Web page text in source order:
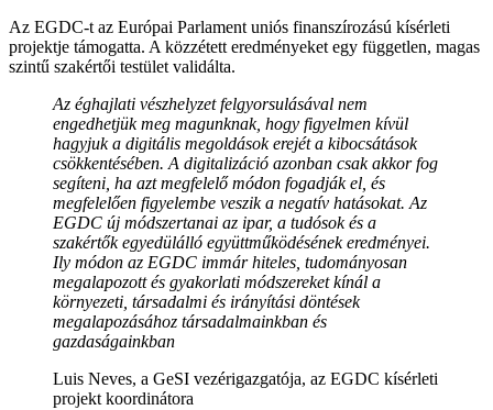
Az EGDC-t az Európai Parlament uniós finanszírozású kísérleti
projektje támogatta. A közzétett eredményeket egy független, magas
szintű szakértői testület validálta.
Az éghajlati vészhelyzet felgyorsulásával nem
engedhetjük meg magunknak, hogy figyelmen kívül
hagyjuk a digitális megoldások erejét a kibocsátások
csökkentésében. A digitalizáció azonban csak akkor fog
segíteni, ha azt megfelelő módon fogadják el, és
megfelelően figyelembe veszik a negatív hatásokat. Az
EGDC új módszertanai az ipar, a tudósok és a
szakértők egyedülálló együttműködésének eredményei.
Ily módon az EGDC immár hiteles, tudományosan
megalapozott és gyakorlati módszereket kínál a
környezeti, társadalmi és irányítási döntések
megalapozásához társadalmainkban és
gazdaságainkban
Luis Neves, a GeSI vezérigazgatója, az EGDC kísérleti
projekt koordinátora